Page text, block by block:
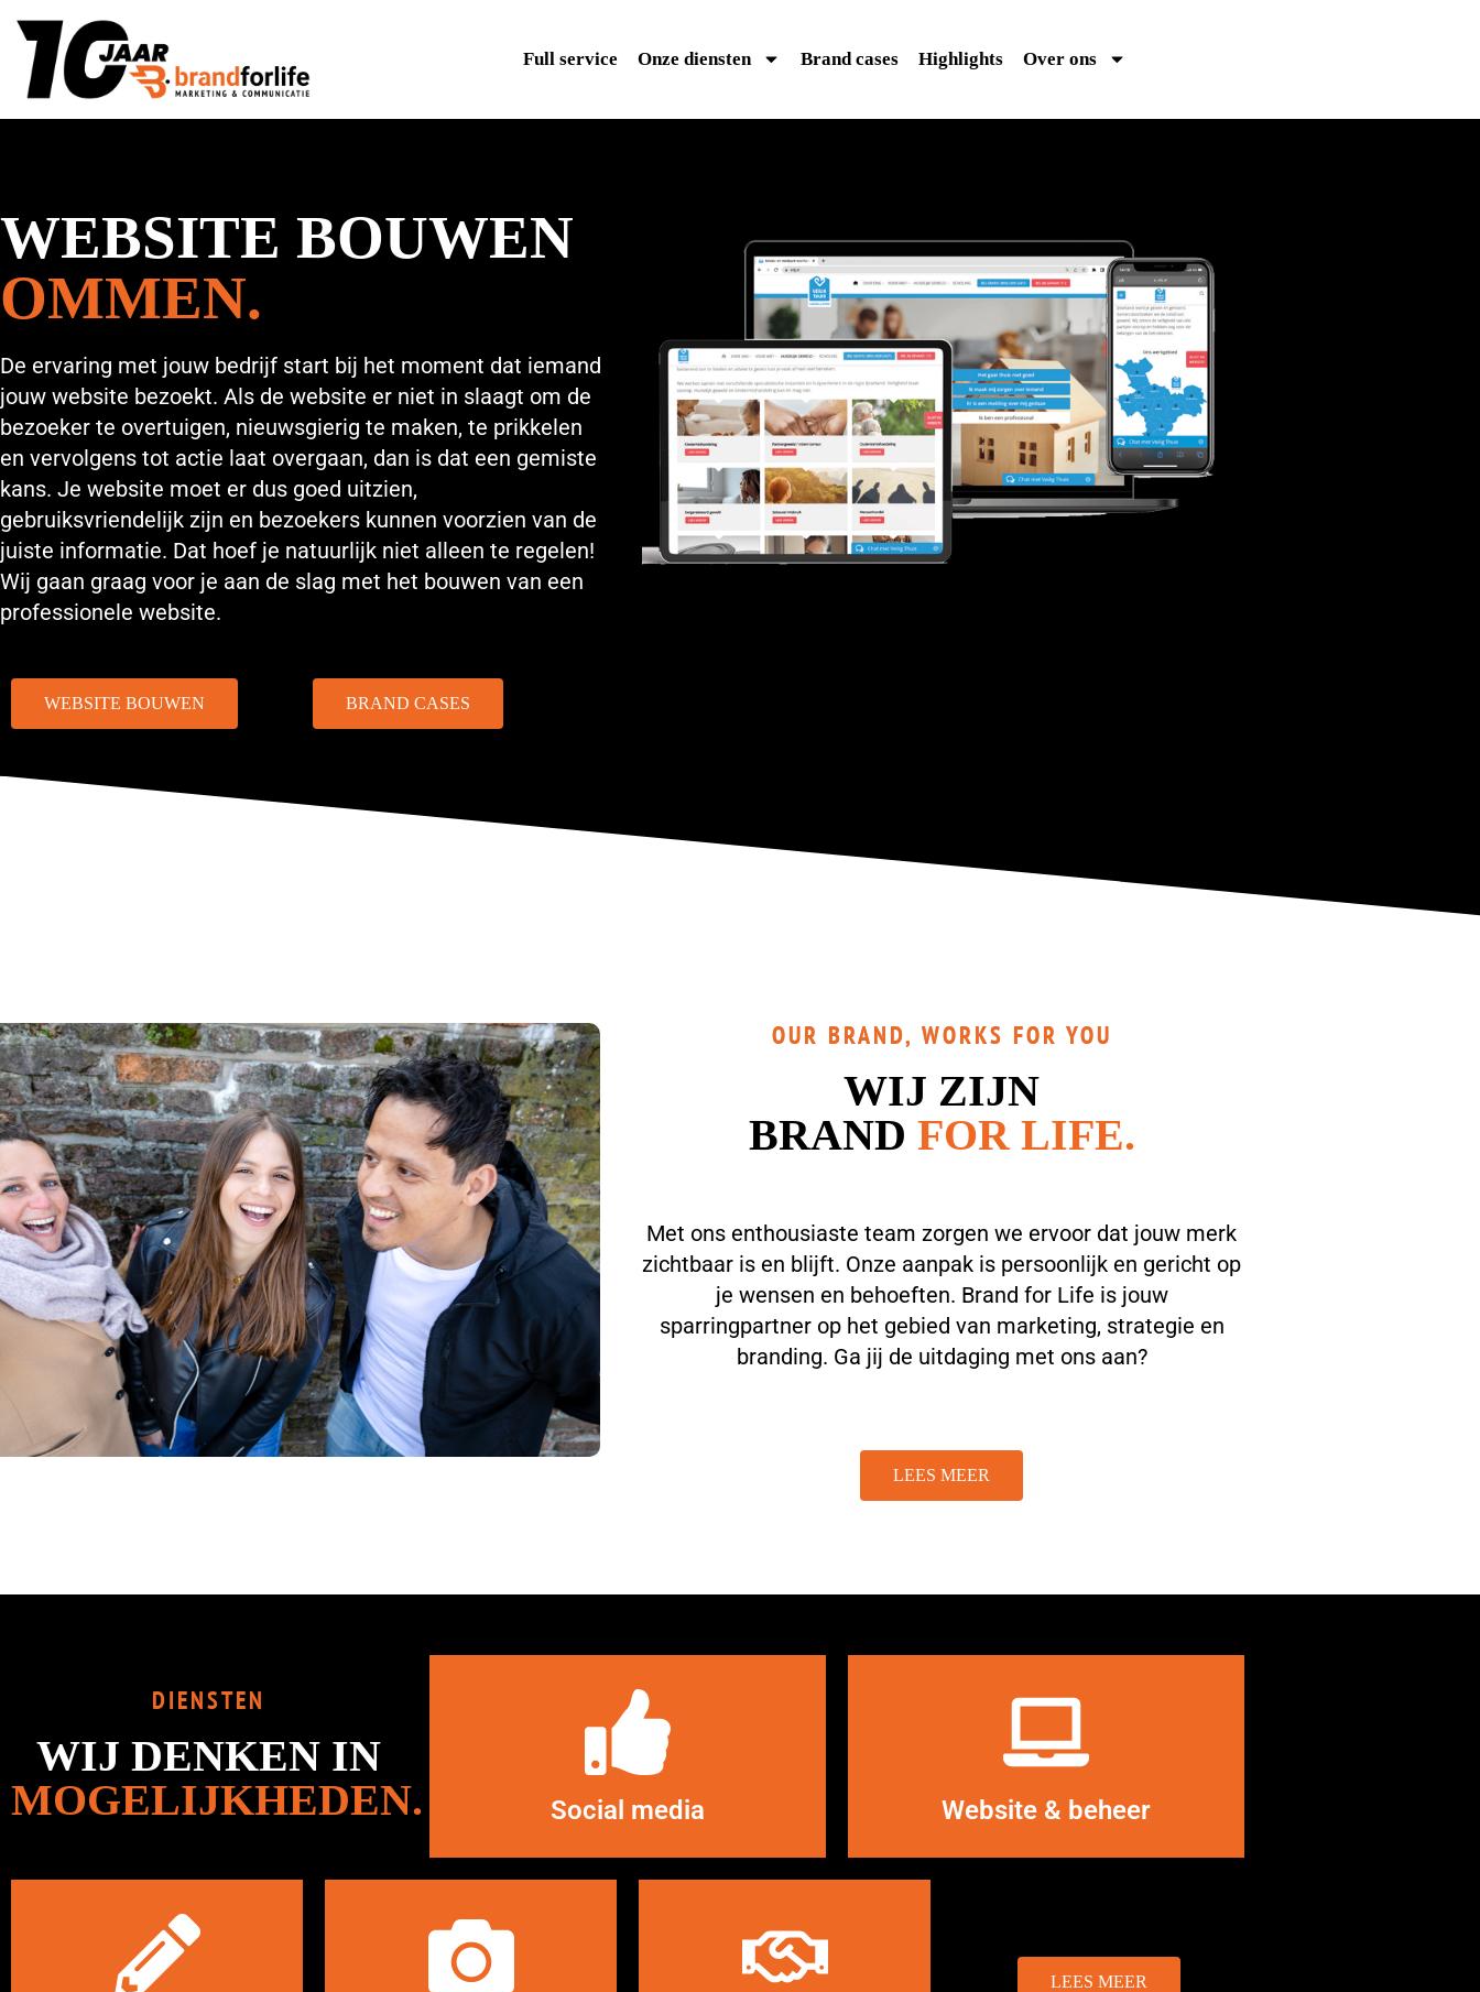
Full service Onze diensten Brand cases Highlights Over ons
WEBSITE BOUWEN
OMMEN.
De ervaring met jouw bedrijf start bij het moment dat iemand
jouw website bezoekt. Als de website er niet in slaagt om de
bezoeker te overtuigen, nieuwsgierig te maken, te prikkelen
en vervolgens tot actie laat overgaan, dan is dat een gemiste
kans. Je website moet er dus goed uitzien,
gebruiksvriendelijk zijn en bezoekers kunnen voorzien van de
juiste informatie. Dat hoef je natuurlijk niet alleen te regelen!
Wij gaan graag voor je aan de slag met het bouwen van een
professionele website.
WEBSITE BOUWEN BRAND CASES
OUR BRAND, WORKS FOR YOU
WIJ ZIJN
BRAND FOR LIFE.
Met ons enthousiaste team zorgen we ervoor dat jouw merk
zichtbaar is en blijft. Onze aanpak is persoonlijk en gericht op
je wensen en behoeften. Brand for Life is jouw
sparringpartner op het gebied van marketing, strategie en
branding. Ga jij de uitdaging met ons aan?
LEES MEER
DIENSTEN
WIJ DENKEN IN
MOGELIJKHEDEN.
Social media
LEES MEER
Website & beheer
LEES MEER
LEES MEER LEES MEER LEES MEER LEES MEER